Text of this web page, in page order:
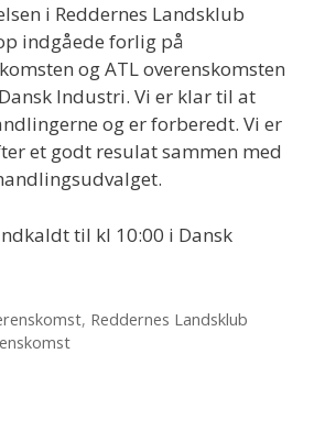
i Reddernes Landsklub
indgåede forlig på
og ATL overenskomsten
Industri. Vi er klar til at
og er forberedt. Vi er
et godt resulat sammen med
til kl 10:00 i Dansk
, Reddernes Landsklub